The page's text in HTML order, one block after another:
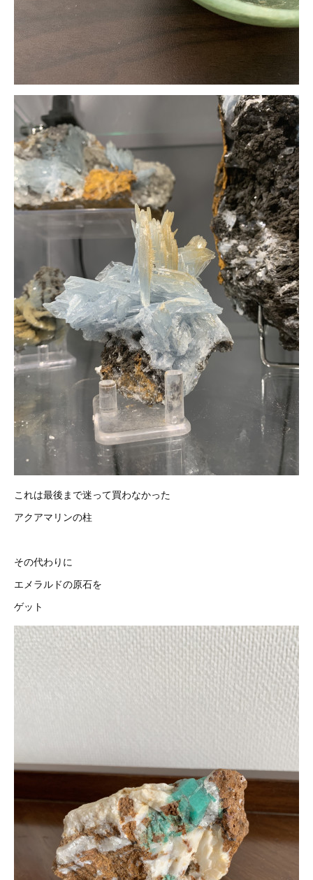
これは最後まで迷って買わなかった
アクアマリンの柱
その代わりに
エメラルドの原石を
ゲット